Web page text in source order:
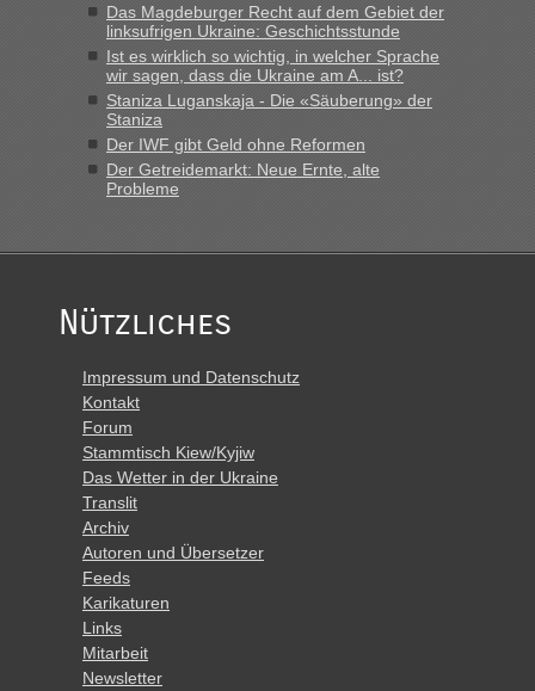
„Derzeit, ist es überall sehr voll an den Grenzen Ukraine/
Polen. Zb. Krakovets 100 PKW ca. 10 h Wartezeit. Wollen
Montag rüber, versuchen es sehr früh.“
Das Magdeburger Recht auf dem Gebiet der
linksufrigen Ukraine: Geschichtsstunde
Ist es wirklich so wichtig, in welcher Sprache
wir sagen, dass die Ukraine am A... ist?
Staniza Luganskaja - Die «Säuberung» der
Staniza
Der IWF gibt Geld ohne Reformen
Der Getreidemarkt: Neue Ernte, alte
Probleme
Nützliches
Impressum und Datenschutz
Kontakt
Forum
Stammtisch Kiew/Kyjiw
Das Wetter in der Ukraine
Translit
Archiv
Autoren und Übersetzer
Feeds
Karikaturen
Links
Mitarbeit
Newsletter